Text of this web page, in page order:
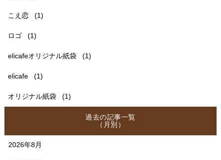
こえ恋 (1)
ロゴ (1)
elicafeオリジナル紙袋 (1)
elicafe (1)
オリジナル紙袋 (1)
過去の記事一覧
（月別）
2026年8月